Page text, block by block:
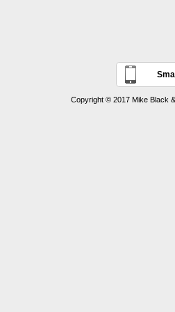
Copyright © 2017 Mike Black